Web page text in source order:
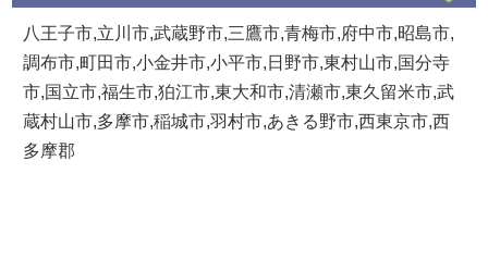
八王子市,立川市,武蔵野市,三鷹市,青梅市,府中市,昭島市,
調布市,町田市,小金井市,小平市,日野市,東村山市,国分寺
市,国立市,福生市,狛江市,東大和市,清瀬市,東久留米市,武
蔵村山市,多摩市,稲城市,羽村市,あきる野市,西東京市,西
多摩郡